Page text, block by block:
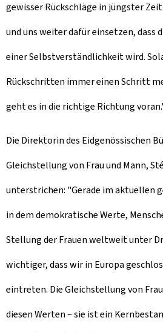
gewisser Rückschläge in jüngster
und uns weiter dafür einsetzen, dass
einer Selbstverständlichkeit wird.
Rückschritten immer einen Schritt
geht es in die richtige Richtung
Die Direktorin des Eidgenössischen
Gleichstellung von Frau und Mann,
unterstrichen: "Gerade im aktuellen
in dem demokratische Werte,
Stellung der Frauen weltweit unter
wichtiger, dass wir in Europa
eintreten. Die Gleichstellung von
diesen Werten – sie ist ein